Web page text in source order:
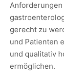
gerecht zu
und Patienten
und qualitativ
ermöglichen.